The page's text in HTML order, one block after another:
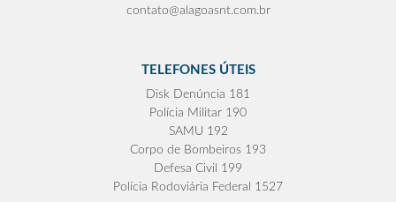
contato@alagoasnt.com.br
TELEFONES ÚTEIS
Disk Denúncia 181
Polícia Militar 190
SAMU 192
Corpo de Bombeiros 193
Defesa Civil 199
Polícia Rodoviária Federal 1527